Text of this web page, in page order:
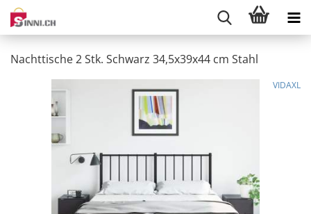
Nachttische 2 Stk. Schwarz 34,5x39x44 cm Stahl
VIDAXL